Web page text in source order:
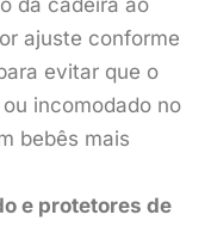
da cadeira ao
ajuste conforme
evitar que o
incomodado no
bebês mais
e protetores de